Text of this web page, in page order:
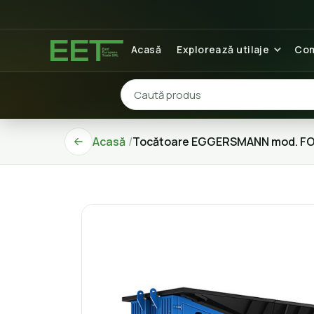
Acasă Explorează utilaje
Acasă Tocătoare EGGERSMANN mod.